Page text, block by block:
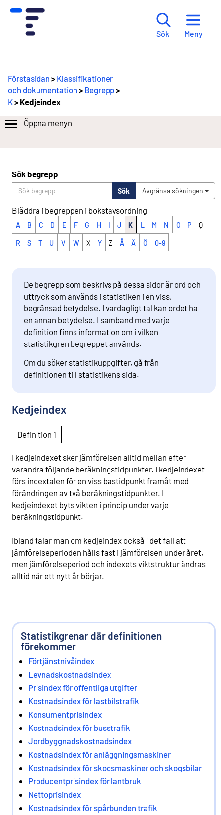
Sök Meny
Förstasidan > Klassifikationer
och dokumentation > Begrepp>
K> Kedjeindex
Öppna menyn
Sök begrepp
Sök Avgränsa sökningen
Bläddra i begreppen i bokstavsordning
A B C D E F G H I J K L M N O P Q
R S T U V W X Y Z Å Ä Ö 0-9
De begrepp som beskrivs på dessa sidor är ord och
uttryck som används i statistiken i en viss,
begränsad betydelse. I vardagligt tal kan ordet ha
en annan betydelse. I samband med varje
definition finns information om i vilken
statistikgren begreppet används.
Om du söker statistikuppgifter, gå från
definitionen till statistikens sida.
Kedjeindex
Definition 1
I kedjeindexet sker jämförelsen alltid mellan efter
varandra följande beräkningstidpunkter. I kedjeindexet
förs indextalen för en viss bastidpunkt framåt med
förändringen av två beräkningstidpunkter. I
kedjeindexet byts vikten i princip under varje
beräkningstidpunkt.
Ibland talar man om kedjeindex också i det fall att
jämförelseperioden hålls fast i jämförelsen under året,
men jämförelseperiod och indexets viktstruktur ändras
alltid när ett nytt år börjar.
Statistikgrenar där definitionen
förekommer
Förtjänstnivåindex
Levnadskostnadsindex
Prisindex för offentliga utgifter
Kostnadsindex för lastbilstrafik
Konsumentprisindex
Kostnadsindex för busstrafik
Jordbyggnadskostnadsindex
Kostnadsindex för anläggningsmaskiner
Kostnadsindex för skogsmaskiner och skogsbilar
Producentprisindex för lantbruk
Nettoprisindex
Kostnadsindex för spårbunden trafik